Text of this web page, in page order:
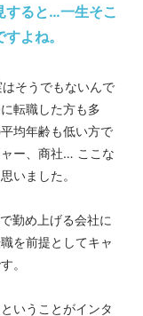
すると…一生そこ
よね。
そうでもないんで
転職した方も多
均年齢も低い方で
ー、商社… ここな
いました。
勤め上げる会社に
を前提としてキャ
。
いうことがインタ